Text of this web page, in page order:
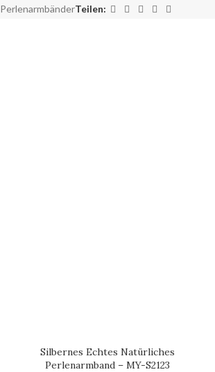
PerlenarmbänderTeilen:
Silbernes Echtes Natürliches
Perlenarmband – MY-S2123